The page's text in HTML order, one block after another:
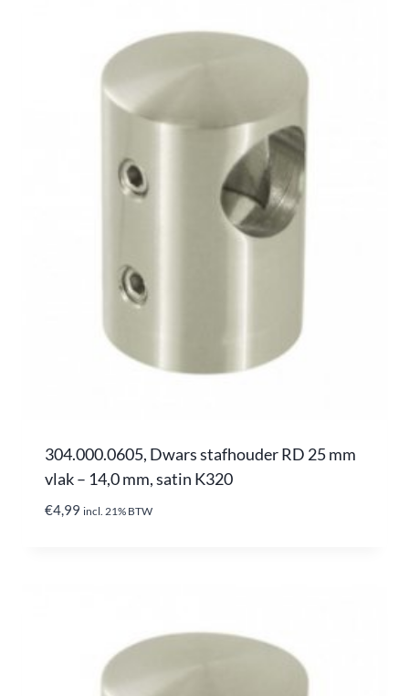
304.000.0605, Dwars stafhouder RD 25 mm
vlak – 14,0 mm, satin K320
€4,99 incl. 21% BTW